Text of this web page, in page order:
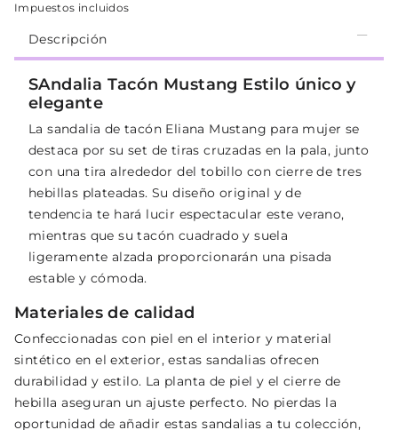
Impuestos incluidos
Descripción
SAndalia Tacón Mustang Estilo único y
elegante
La sandalia de tacón Eliana Mustang para mujer se
destaca por su set de tiras cruzadas en la pala, junto
con una tira alrededor del tobillo con cierre de tres
hebillas plateadas. Su diseño original y de
tendencia te hará lucir espectacular este verano,
mientras que su tacón cuadrado y suela
ligeramente alzada proporcionarán una pisada
estable y cómoda.
Materiales de calidad
Confeccionadas con piel en el interior y material
sintético en el exterior, estas sandalias ofrecen
durabilidad y estilo. La planta de piel y el cierre de
hebilla aseguran un ajuste perfecto. No pierdas la
oportunidad de añadir estas sandalias a tu colección,